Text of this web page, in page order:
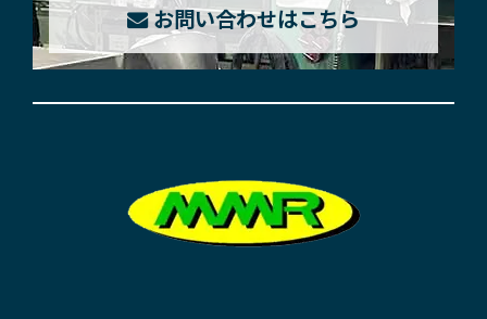
お問い合わせはこちら